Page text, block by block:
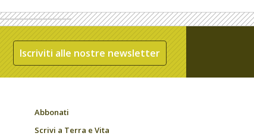
Iscriviti alle nostre newsletter
Abbonati
Scrivi a Terra e Vita